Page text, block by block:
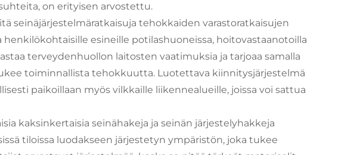
on erityisen arvostettu.
seinäjärjestelmäratkaisuja tehokkaiden varastoratkaisujen
esineille potilashuoneissa, hoitovastaanotoilla
terveydenhuollon laitosten vaatimuksia ja tarjoaa samalla
toiminnallista tehokkuutta. Luotettava kiinnitysjärjestelmä
paikoillaan myös vilkkaille liikennealueille, joissa voi sattua
kaksinkertaisia seinähakeja ja seinän järjestelyhakkeja
tiloissa luodakseen järjestetyn ympäristön, joka tukee